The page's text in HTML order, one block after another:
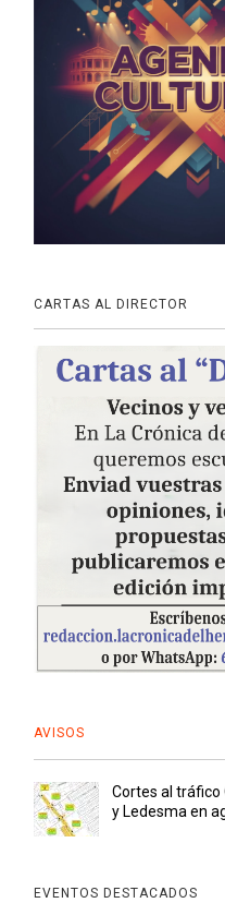
CARTAS AL DIRECTOR
AVISOS
Cortes al tráfico
y Ledesma en
EVENTOS DESTACADOS